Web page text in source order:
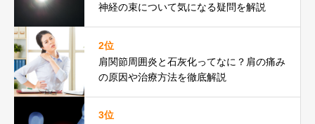
神経の束について気になる疑問を解説
2位
肩関節周囲炎と石灰化ってなに？肩の痛み
の原因や治療方法を徹底解説
3位